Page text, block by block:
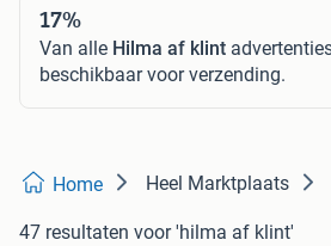
17%
Van alle Hilma af klint
beschikbaar voor verzending.
Home Heel Marktplaats
47 resultaten voor 'hilma af klint'